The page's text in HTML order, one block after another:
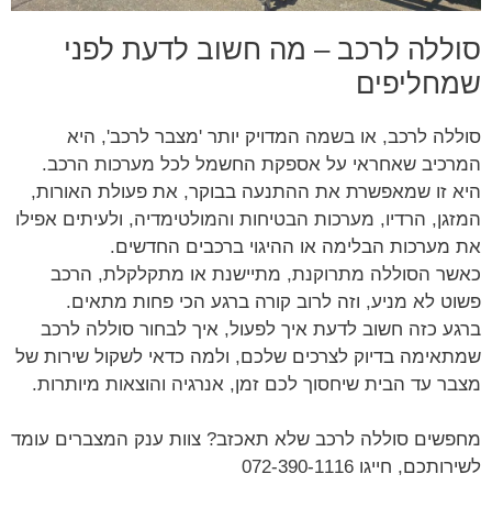
סוללה לרכב – מה חשוב לדעת לפני
שמחליפים
סוללה לרכב, או בשמה המדויק יותר 'מצבר לרכב', היא
המרכיב שאחראי על אספקת החשמל לכל מערכות הרכב.
היא זו שמאפשרת את ההתנעה בבוקר, את פעולת האורות,
המזגן, הרדיו, מערכות הבטיחות והמולטימדיה, ולעיתים אפילו
את מערכות הבלימה או ההיגוי ברכבים החדשים.
כאשר הסוללה מתרוקנת, מתיישנת או מתקלקלת, הרכב
פשוט לא מניע, וזה לרוב קורה ברגע הכי פחות מתאים.
ברגע כזה חשוב לדעת איך לפעול, איך לבחור סוללה לרכב
שמתאימה בדיוק לצרכים שלכם, ולמה כדאי לשקול שירות של
מצבר עד הבית שיחסוך לכם זמן, אנרגיה והוצאות מיותרות.
מחפשים סוללה לרכב שלא תאכזב? צוות ענק המצברים עומד
לשירותכם, חייגו 072-390-1116